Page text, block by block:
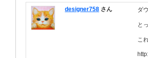
designer758 さん ダ
と
こ